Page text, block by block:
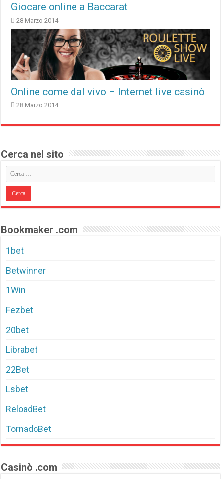
Giocare online a Baccarat
28 Marzo 2014
Online come dal vivo – Internet live casinò
28 Marzo 2014
Cerca nel sito
Bookmaker .com
1bet
Betwinner
1Win
Fezbet
20bet
Librabet
22Bet
Lsbet
ReloadBet
TornadoBet
Casinò .com